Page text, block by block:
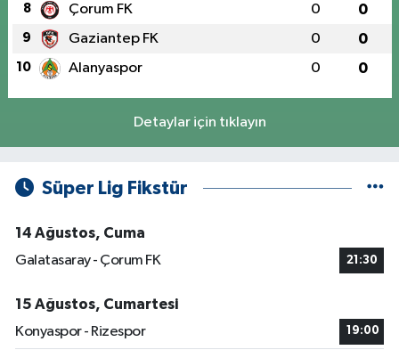
8 Çorum FK 0 0
9 Gaziantep FK 0 0
10 Alanyaspor 0 0
Detaylar için tıklayın
Süper Lig Fikstür
14 Ağustos, Cuma
Galatasaray - Çorum FK
21:30
15 Ağustos, Cumartesi
Konyaspor - Rizespor
19:00